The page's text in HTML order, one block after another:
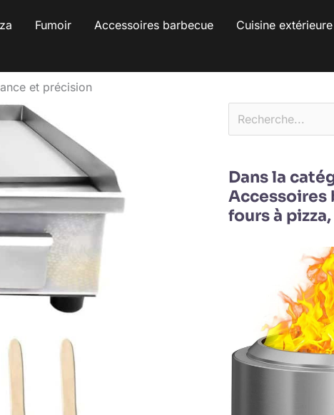
Fumoir Accessoires barbecue
Cuisine extérieure
et précision
Dans la
Accessoires
fours à